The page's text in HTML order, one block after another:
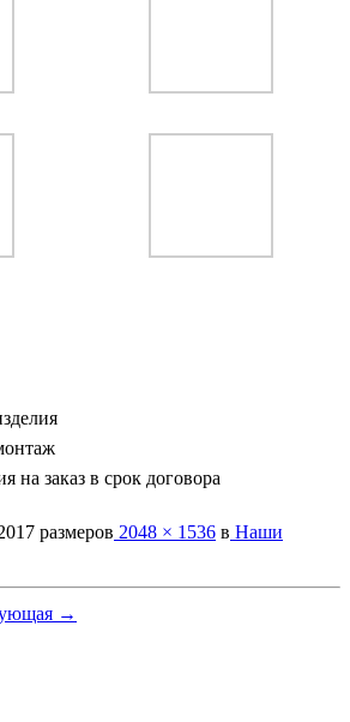
на заказ в срок договора
размеров 2048 × 1536 в Наши
→